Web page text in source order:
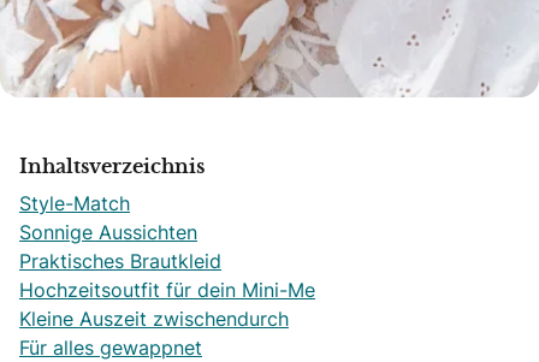
Inhaltsverzeichnis
Style-Match
Sonnige Aussichten
Praktisches Brautkleid
Hochzeitsoutfit für dein Mini-Me
Kleine Auszeit zwischendurch
Für alles gewappnet